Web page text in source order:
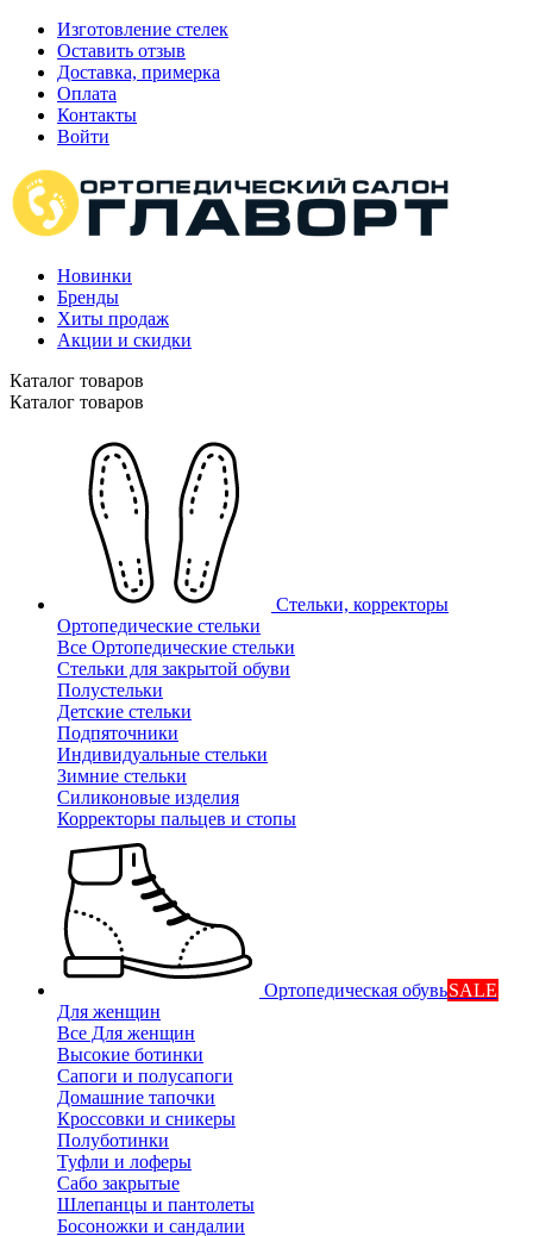
Изготовление стелек
Оставить отзыв
Доставка, примерка
Оплата
Контакты
Войти
Новинки
Бренды
Хиты продаж
Акции и скидки
Каталог товаров
Каталог товаров
Стельки, корректоры
Ортопедические стельки
Все Ортопедические стельки
Стельки для закрытой обуви
Полустельки
Детские стельки
Подпяточники
Индивидуальные стельки
Зимние стельки
Силиконовые изделия
Корректоры пальцев и стопы
Ортопедическая обувьSALE
Для женщин
Все Для женщин
Высокие ботинки
Сапоги и полусапоги
Домашние тапочки
Кроссовки и сникеры
Полуботинки
Туфли и лоферы
Сабо закрытые
Шлепанцы и пантолеты
Босоножки и сандалии